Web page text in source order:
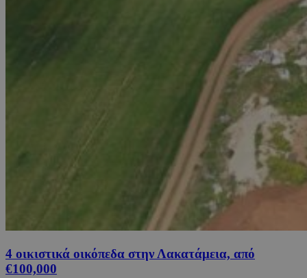
4 οικιστικά οικόπεδα στην Λακατάμεια, από
€100,000